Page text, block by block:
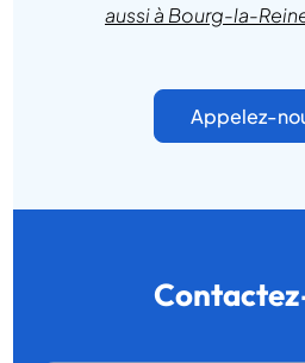
aussi à Bourg-la-
Appelez-